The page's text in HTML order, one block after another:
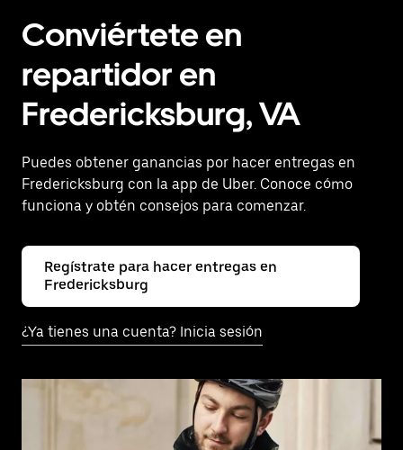
Conviértete en
repartidor en
Fredericksburg, VA
Puedes obtener ganancias por hacer entregas en
Fredericksburg con la app de Uber. Conoce cómo
funciona y obtén consejos para comenzar.
Regístrate para hacer entregas en
Fredericksburg
¿Ya tienes una cuenta? Inicia sesión